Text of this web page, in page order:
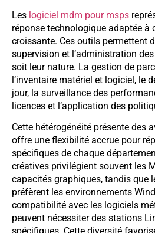
Les logiciel mdm pour msps
réponse technologique adaptée à
croissante. Ces outils permettent
supervision et l’administration
soit leur nature. La gestion de
l’inventaire matériel et logiciel, le
jour, la surveillance des
licences et l’application des
Cette hétérogénéité présente des
offre une flexibilité accrue pour
spécifiques de chaque
créatives privilégient souvent les
capacités graphiques, tandis que
préfèrent les environnements
compatibilité avec les logiciels
peuvent nécessiter des stations